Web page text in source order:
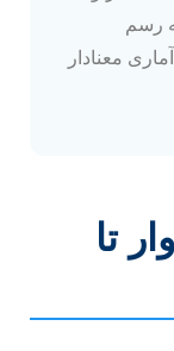
رسم
معنادار
تا